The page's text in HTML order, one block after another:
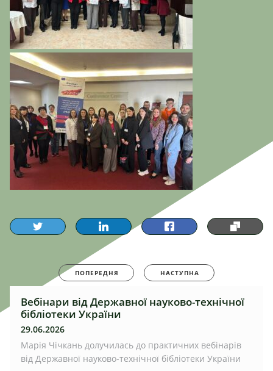
ПОПЕРЕДНЯ НАСТУПНА
Вебінари від Державної науково-технічної
бібліотеки України
29.06.2026
Марія Чічкань долучилась до практичних вебінарів
від Державної науково-технічної бібліотеки України